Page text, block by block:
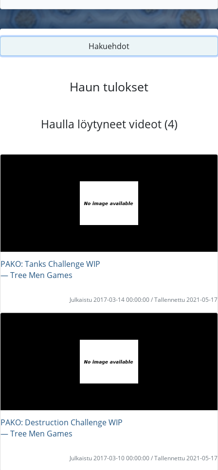
Hakuehdot
Haun tulokset
Haulla löytyneet videot (4)
PAKO: Tanks Challenge WIP
― Tree Men Games
Julkaistu 2017-03-14 00:00:00 / Tallennettu 2021-05-17
PAKO: Destruction Challenge WIP
― Tree Men Games
Julkaistu 2017-03-10 00:00:00 / Tallennettu 2021-05-17